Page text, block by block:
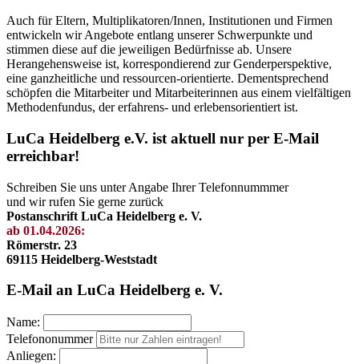
Auch für Eltern, Multiplikatoren/Innen, Institutionen und Firmen
entwickeln wir Angebote entlang unserer Schwerpunkte und
stimmen diese auf die jeweiligen Bedürfnisse ab. Unsere
Herangehensweise ist, korrespondierend zur Genderperspektive,
eine ganzheitliche und ressourcen-orientierte. Dementsprechend
schöpfen die Mitarbeiter und Mitarbeiterinnen aus einem vielfältigen
Methodenfundus, der erfahrens- und erlebensorientiert ist.
LuCa Heidelberg e.V. ist aktuell nur per E-Mail
erreichbar!
Schreiben Sie uns unter Angabe Ihrer Telefonnummmer
und wir rufen Sie gerne zurück
Postanschrift LuCa Heidelberg e. V.
ab 01.04.2026:
Römerstr. 23
69115 Heidelberg-Weststadt
E-Mail an LuCa Heidelberg e. V.
Name:
Telefononummer
Anliegen: